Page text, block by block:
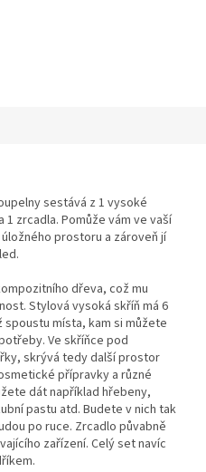
sestává z 1 vysoké
zrcadla. Pomůže vám ve vaší
prostoru a zároveň jí
dřeva, což mu
Stylová vysoká skříň má 6
místa, kam si můžete
Ve skříňce pod
skrývá tedy další prostor
přípravky a různé
dát například hřebeny,
pastu atd. Budete v nich tak
po ruce. Zrcadlo půvabně
zařízení. Celý set navíc